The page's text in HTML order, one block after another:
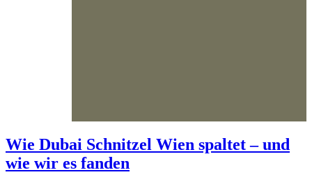
Wie Dubai Schnitzel Wien spaltet – und
wie wir es fanden